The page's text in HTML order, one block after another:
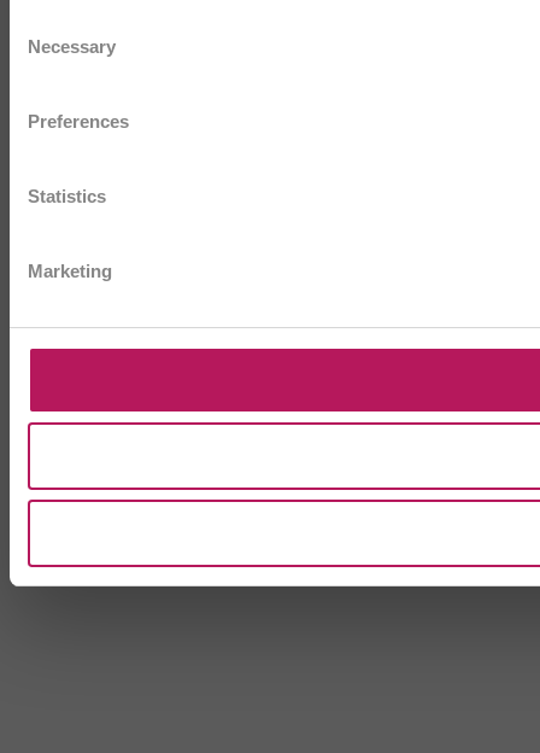
Selection
Necessary
Preferences
Statistics
Marketing